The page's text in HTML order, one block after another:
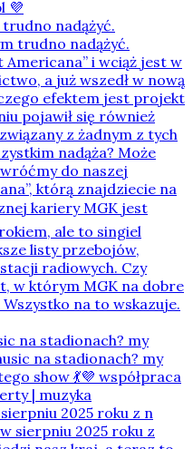
nadążyć.
na stadionach? my
2025 roku z n